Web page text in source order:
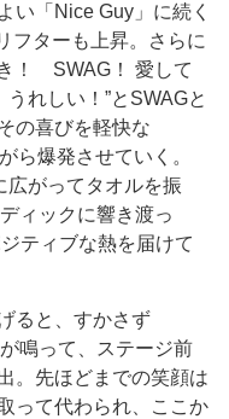
い「Nice Guy」に続く
フターも上昇。さらに
！ SWAG！ 愛して
うれしい！”とSWAGと
の喜びを軽快な
ら爆発させていく。
広がってタオルを振
ィックに響き渡っ
ティブな熱を届けて
ると、すかさず
鳴って、ステージ前
。先ほどまでの笑顔は
って代わられ、ここか